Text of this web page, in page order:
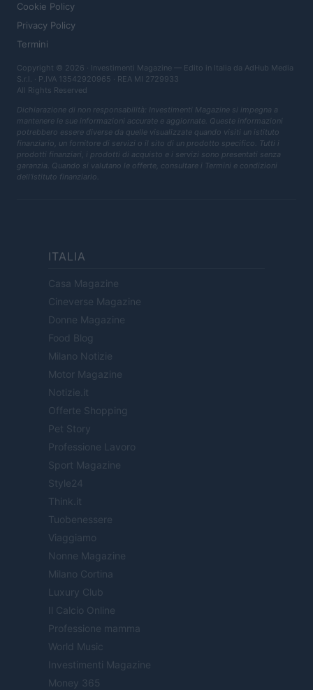
Cookie Policy
Privacy Policy
Termini
Copyright © 2026 · Investimenti Magazine — Edito in Italia da AdHub Media
S.r.l. · P.IVA 13542920965 · REA MI 2729933
All Rights Reserved
Dichiarazione di non responsabilità: Investimenti Magazine si impegna a
mantenere le sue informazioni accurate e aggiornate. Queste informazioni
potrebbero essere diverse da quelle visualizzate quando visiti un istituto
finanziario, un fornitore di servizi o il sito di un prodotto specifico. Tutti i
prodotti finanziari, i prodotti di acquisto e i servizi sono presentati senza
garanzia. Quando si valutano le offerte, consultare i Termini e condizioni
dell'istituto finanziario.
ITALIA
Casa Magazine
Cineverse Magazine
Donne Magazine
Food Blog
Milano Notizie
Motor Magazine
Notizie.it
Offerte Shopping
Pet Story
Professione Lavoro
Sport Magazine
Style24
Think.it
Tuobenessere
Viaggiamo
Nonne Magazine
Milano Cortina
Luxury Club
Il Calcio Online
Professione mamma
World Music
Investimenti Magazine
Money 365